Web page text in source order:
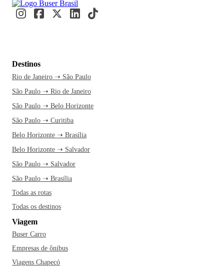
Destinos
Rio de Janeiro ➝ São Paulo
São Paulo ➝ Rio de Janeiro
São Paulo ➝ Belo Horizonte
São Paulo ➝ Curitiba
Belo Horizonte ➝ Brasília
Belo Horizonte ➝ Salvador
São Paulo ➝ Salvador
São Paulo ➝ Brasília
Todas as rotas
Todas os destinos
Viagem
Buser Carro
Empresas de ônibus
Viagens Chapecó